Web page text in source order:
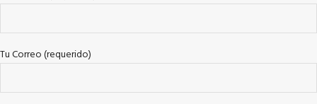
Tu Correo (requerido)